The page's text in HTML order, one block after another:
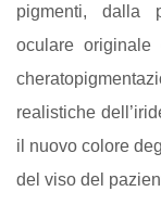
pigmenti, dalla
oculare
realistiche
il nuovo colore
del viso del